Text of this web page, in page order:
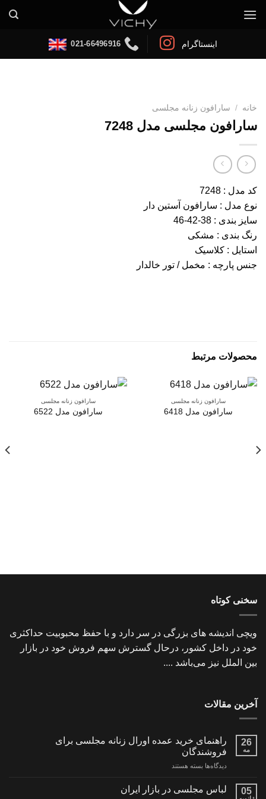
اینستاگرام 021-66496916
خانه / سارافون زنانه مجلسی
سارافون مجلسی مدل 7248
کد مدل : 7248
نوع مدل : سارافون آستین دار
سایز بندی : 38-42-46
رنگ بندی : مشکی
استایل : کلاسیک
جنس پارچه : مخمل / تور خالدار
محصولات مرتبط
سارافون زنانه مجلسی
سارافون مدل 6418
سارافون زنانه مجلسی
سارافون مدل 6522
سخنی کوتاه
ویچی اندیشه های بزرگی در سر دارد و با حفظ محبوبیت حداکثری
خود در داخل کشور، درحال گسترش سهم فروش خود در بازار
بین الملل نیز می‌باشد ....
آخرین مقالات
26
مه
راهنمای خرید عمده اورال زنانه مجلسی برای
فروشندگان
دیدگاه‌ها برای
خرید
عمده
بسته هستند
05 لباس مجلسی در بازار ایران